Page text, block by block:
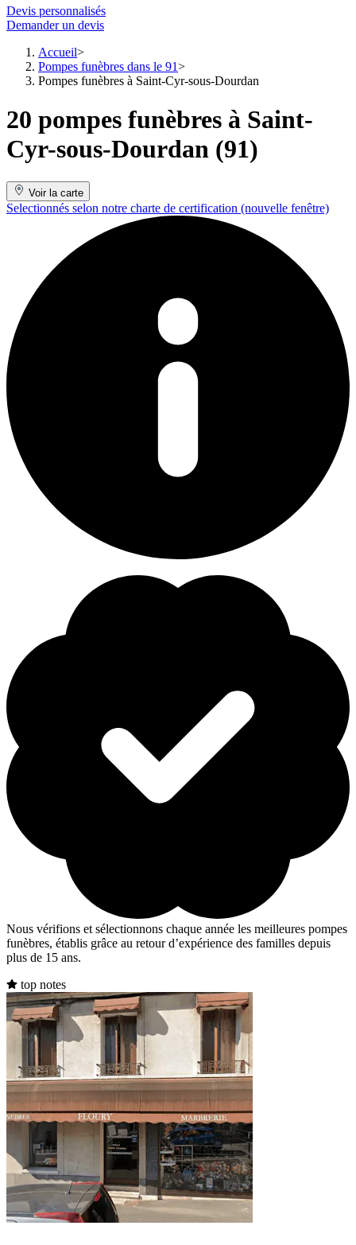
Devis personnalisés
Demander un devis
Accueil
Pompes funèbres dans le 91
Pompes funèbres à Saint-Cyr-sous-Dourdan
20 pompes funèbres à Saint-
Cyr-sous-Dourdan (91)
Voir la carte
Selectionnés selon notre charte de certification (nouvelle fenêtre)
Nous vérifions et sélectionnons chaque année les meilleures pompes
funèbres, établis grâce au retour d’expérience des familles depuis
plus de 15 ans.
top notes